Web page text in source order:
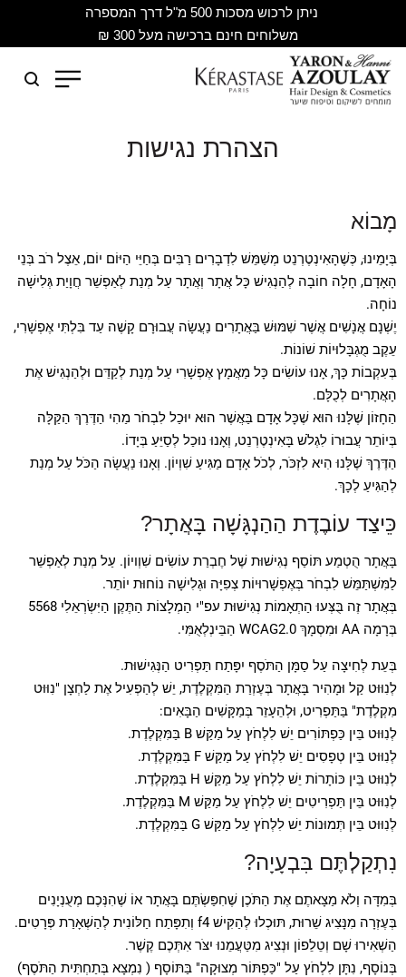
ניתן לרכוש מסכות 500 מ"ל דרך המספרה
משלוחים חינם ברכישה מעל 300 ₪
הצהרת נגישות
מָבוֹא
בְּיָמֵינוּ, כְּשֶׁהָאִינְטֶרְנֵט מְשַׁמֵּשׁ לִדְבָרִים רַבִּים בְּחַיֵּי הַיּוֹם יוֹם, אֵצֶל רֹב בְּנֵי
הָאָדָם, חָלָה חוֹבָה לְהַנְגִישׁ כָּל אֲתָר וְאֲתָר עַל מְנַת לְאַפְשֵׁר חֲוָיַת גְּלִישָׁה
נוֹחָה.
יֶשְׁנָם אֲנָשִׁים אֲשֶׁר שִׁמּוּשׁ בַּאֲתָרִים נַעֲשָׂה עֲבוּרָם קָשֶׁה עַד בִּלְתִּי אֶפְשָׁרִי,
עֵקֶב מֻגְבָּלוּיוֹת שׁוֹנוֹת.
בְּעִקְבוֹת כָּךְ, אָנוּ עוֹשִׂים כָּל מַאֲמָץ אֶפְשָׁרִי עַל מְנַת לְקַדֵּם וּלְהַנְגִישׁ אֶת
הָאֲתָרִים לְכֻלָּם.
הַחָזוֹן שֶׁלָּנוּ הוּא שֶׁכָּל אָדָם בַּאֲשֶׁר הוּא יוּכַל לִבְחֹר מַהִי הַדֶּרֶךְ הַקַּלָּה
בְּיוֹתֵר עֲבוּרוֹ לִגְלֹשׁ בָּאִינְטֶרְנֵט, וְאָנוּ נוּכַל לְסַיֵּעַ בְּיָדוֹ.
הַדֶּרֶךְ שֶׁלָּנוּ הִיא לִזְכֹּר, לְכֹל אָדָם מַגִּיעַ שִׁוְיוֹן. וְאָנוּ נַעֲשָׂה הַכֹּל עַל מְנַת
לְהַגִּיעַ לְכָךְ.
כֵּיצַד עוֹבֶדֶת הַהַנְגָּשָׁה בָּאֲתָר?
בָּאֲתָר הֻטְמַע תּוֹסַף נְגִישׁוּת שֶׁל חֶבְרַת עוֹשִׂים שִׁוְויוֹן. עַל מְנַת לְאַפְשֵׁר
לַמִּשְׁתַּמֵּשׁ לִבְחֹר בְּאֶפְשָׁרוּיוֹת צְפִיָּה וּגְלִישָׁה נוֹחוּת יוֹתֵר.
בְּאֲתָר זֶה בֻּצְּעוּ הַתְאָמוֹת נְגִישׁוּת עפ"י הַמְלָצוֹת הַתֶּקֶן הַיִּשְׂרְאֵלִי 5568
בְּרָמָה AA וּמִסְמָךְ WCAG2.0 הַבֵּינְלְאֻמִּי.
בְּעֵת לְחִיצָה עַל סַמָּן הַתֹּסֶף יִפָּתַח תַּפְרִיט הַנְּגִישׁוּת.
לְנִוּוּט קַל וּמָהִיר בָּאֲתָר בְּעֶזְרַת הַמִּקְלֶדֶת, יֵשׁ לְהַפְעִיל אֶת לַחְצָן "נִוּוּט
מִקְלֶדֶת" בַּתַּפְרִיט, וּלְהֵעָזֵר בְּמַקָּשִׁים הַבָּאִים:
לְנִוּוּט בֵּין כַּפְתּוֹרִים יֵשׁ לִלְחֹץ עַל מַקַּשׁ B בַּמִּקְלֶדֶת.
לְנִוּוּט בֵּין טְפָסִים יֵשׁ לִלְחֹץ עַל מַקַּשׁ F בַּמִּקְלֶדֶת.
לְנִוּוּט בֵּין כּוֹתָרוֹת יֵשׁ לִלְחֹץ עַל מַקַּשׁ H בַּמִּקְלֶדֶת.
לְנִוּוּט בֵּין תַּפְרִיטִים יֵשׁ לִלְחֹץ עַל מַקַּשׁ M בַּמִּקְלֶדֶת.
לְנִוּוּט בֵּין תְּמוּנוֹת יֵשׁ לִלְחֹץ עַל מַקַּשׁ G בַּמִּקְלֶדֶת.
נִתְקַלְתֶּם בִּבְעָיָה?
בְּמִדָּה וְלֹא מַצָאתֶם אֶת הַתֹּכֶן שֶׁחִפַּשְׂתֶּם בָּאֲתָר אוֹ שֶׁהִנְּכֶם מְעֻנְיָנִים
בְּעֶזְרָה מִנָּצִיג שֵׁרוּת, תּוּכְלוּ לְהַקִּישׁ f4 וְתִפָּתַח חַלּוֹנִית לְהַשְׁאָרַת פְּרָטִים.
הַשְׁאִירוּ שָׁם וְטֵלֵפוֹן וּנְצִיג מִטַּעֲמֵנוּ יִצֹּר אִתְּכֶם קֶשֶׁר.
בְּנוֹסָף, נִתָּן לִלְחֹץ עַל "כַּפְתּוֹר מְצוּקָה" בַּתּוֹסָף ( נִמְצָא בְּתַחְתִּית הַתֹּסֶף)